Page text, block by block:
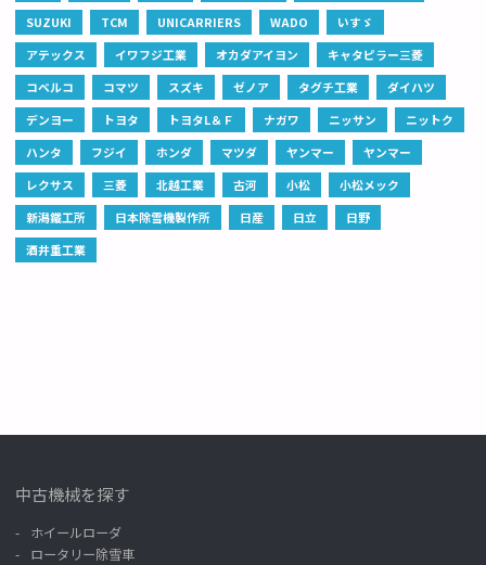
SUZUKI
TCM UNICARRIERS WADO
いすゞ
アテックス
イワフジ工業 オカダアイヨン
キャタピラー三菱
コベルコ
コマツ スズキ ゼノア タグチ工業
ダイハツ
デンヨー
トヨタ トヨタL＆Ｆ ナガワ ニッサン
ニットク
ハンタ
フジイ ホンダ マツダ ヤンマー
ヤンマー
レクサス
三菱 北越工業 古河 小松
小松メック
新潟鐵工所
日本除雪機製作所 日産 日立
日野
酒井重工業
中古機械を探す
ホイールローダ
ロータリー除雪車